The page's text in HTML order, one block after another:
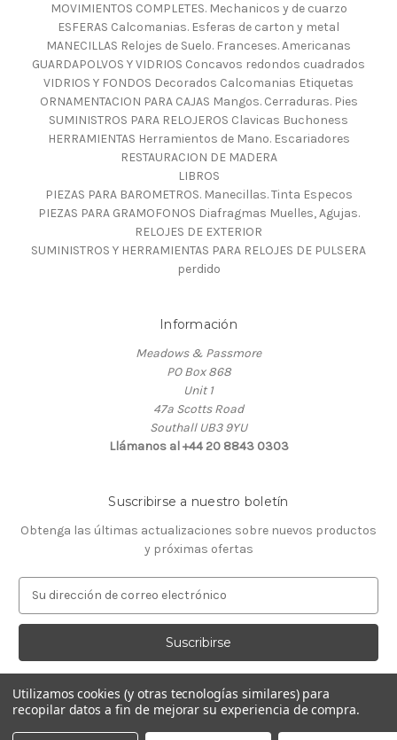
MOVIMIENTOS COMPLETES. Mechanicos y de cuarzo
ESFERAS Calcomanias. Esferas de carton y metal
MANECILLAS Relojes de Suelo. Franceses. Americanas
GUARDAPOLVOS Y VIDRIOS Concavos redondos cuadrados
VIDRIOS Y FONDOS Decorados Calcomanias Etiquetas
ORNAMENTACION PARA CAJAS Mangos. Cerraduras. Pies
SUMINISTROS PARA RELOJEROS Clavicas Buchoness
HERRAMIENTAS Herramientos de Mano. Escariadores
RESTAURACION DE MADERA
LIBROS
PIEZAS PARA BAROMETROS. Manecillas. Tinta Especos
PIEZAS PARA GRAMOFONOS Diafragmas Muelles, Agujas.
RELOJES DE EXTERIOR
SUMINISTROS Y HERRAMIENTAS PARA RELOJES DE PULSERA
perdido
Información
Meadows & Passmore
PO Box 868
Unit 1
47a Scotts Road
Southall UB3 9YU
Llámanos al +44 20 8843 0303
Suscribirse a nuestro boletín
Obtenga las últimas actualizaciones sobre nuevos productos
y próximas ofertas
r
c
i
ó
n
© 2026 Almacén de Relojeros
Utilizamos cookies (y otras tecnologías similares) para
recopilar datos a fin de mejorar su experiencia de compra.